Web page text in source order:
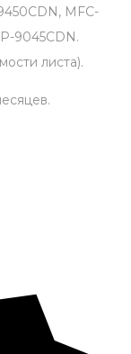
MFC-
9045CDN.
листа).